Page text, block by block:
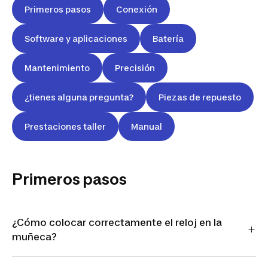
Primeros pasos Conexión
Software y aplicaciones Batería
Mantenimiento Precisión
¿tienes alguna pregunta? Piezas de repuesto
Prestaciones taller Manual
Primeros pasos
¿Cómo colocar correctamente el reloj en la
muñeca?